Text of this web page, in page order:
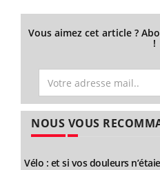
Vous aimez cet article ?
!
NOUS VOUS
Vélo : et si vos douleurs